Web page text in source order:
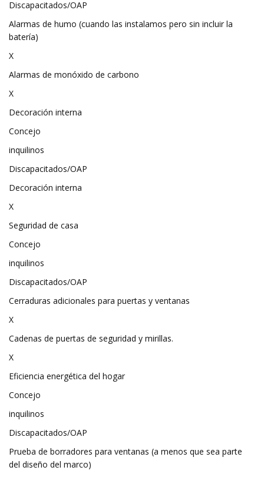
Discapacitados/OAP
Alarmas de humo (cuando las instalamos pero sin incluir la
batería)
X
Alarmas de monóxido de carbono
X
Decoración interna
Concejo
inquilinos
Discapacitados/OAP
Decoración interna
X
Seguridad de casa
Concejo
inquilinos
Discapacitados/OAP
Cerraduras adicionales para puertas y ventanas
X
Cadenas de puertas de seguridad y mirillas.
X
Eficiencia energética del hogar
Concejo
inquilinos
Discapacitados/OAP
Prueba de borradores para ventanas (a menos que sea parte
del diseño del marco)